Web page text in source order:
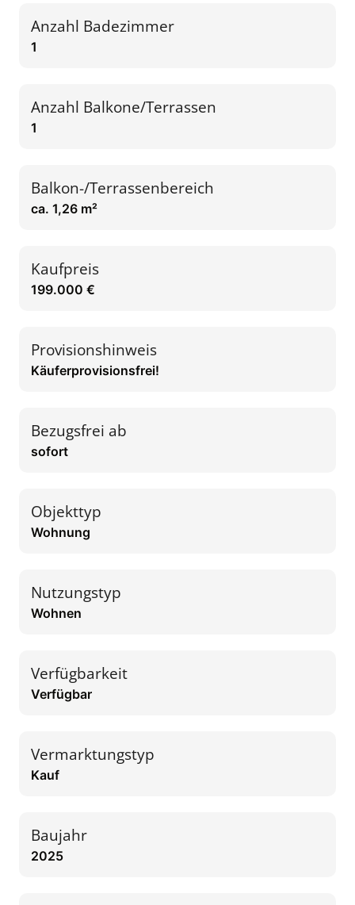
Anzahl Badezimmer
1
Anzahl Balkone/Terrassen
1
Balkon-/Terrassenbereich
ca. 1,26 m²
Kaufpreis
199.000 €
Provisionshinweis
Käuferprovisionsfrei!
Bezugsfrei ab
sofort
Objekttyp
Wohnung
Nutzungstyp
Wohnen
Verfügbarkeit
Verfügbar
Vermarktungstyp
Kauf
Baujahr
2025